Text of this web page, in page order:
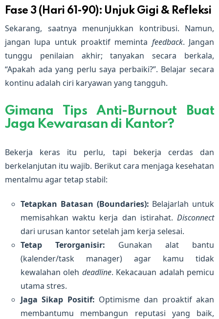
Fase 3 (Hari 61-90): Unjuk Gigi & Refleksi
Sekarang, saatnya menunjukkan kontribusi. Namun,
jangan lupa untuk proaktif meminta feedback. Jangan
tunggu penilaian akhir; tanyakan secara berkala,
“Apakah ada yang perlu saya perbaiki?”. Belajar secara
kontinu adalah ciri karyawan yang tangguh.
Gimana Tips Anti-Burnout Buat
Jaga Kewarasan di Kantor?
Bekerja keras itu perlu, tapi bekerja cerdas dan
berkelanjutan itu wajib. Berikut cara menjaga kesehatan
mentalmu agar tetap stabil:
Tetapkan Batasan (Boundaries): Belajarlah untuk
memisahkan waktu kerja dan istirahat. Disconnect
dari urusan kantor setelah jam kerja selesai.
Tetap Terorganisir: Gunakan alat bantu
(kalender/task manager) agar kamu tidak
kewalahan oleh deadline. Kekacauan adalah pemicu
utama stres.
Jaga Sikap Positif: Optimisme dan proaktif akan
membantumu membangun reputasi yang baik,